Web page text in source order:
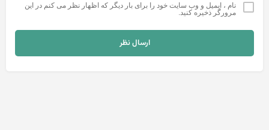
نام ، ایمیل و وب سایت خود را برای بار دیگر که اظهار نظر می کنم در این
مرورگر ذخیره کنید.
ارسال نظر